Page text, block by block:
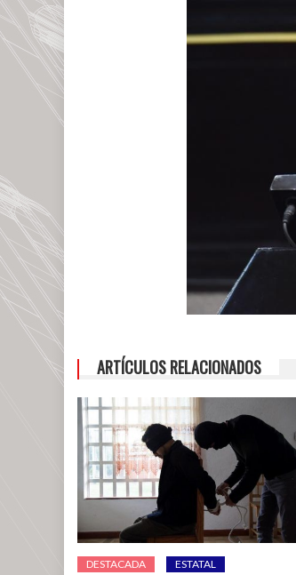
ARTÍCULOS RELACIONADOS
DESTACADA ESTATAL